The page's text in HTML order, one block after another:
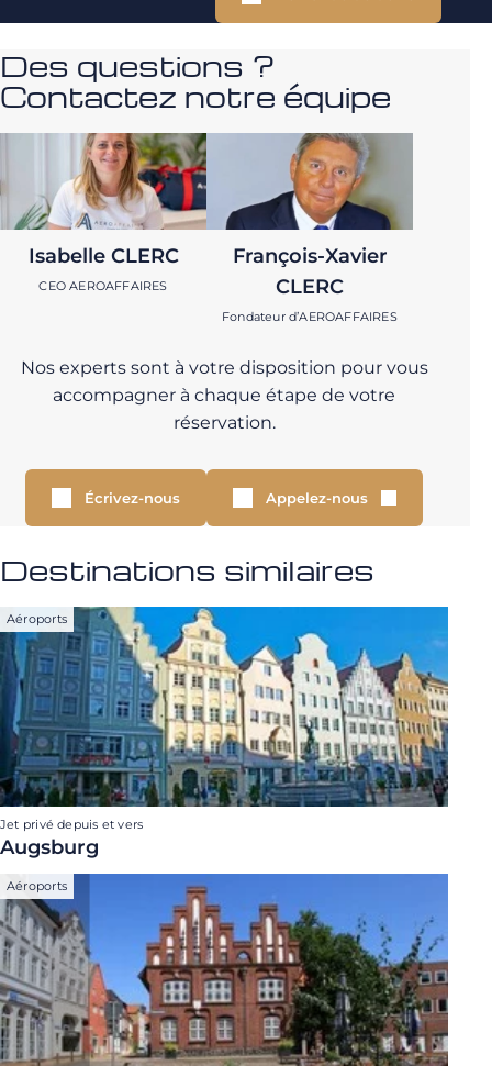
Des questions ?
Contactez notre équipe
Isabelle CLERC
CEO AEROAFFAIRES
François-Xavier
CLERC
Fondateur d’AEROAFFAIRES
Nos experts sont à votre disposition pour vous
accompagner à chaque étape de votre
réservation.
Écrivez-nous Appelez-nous
Destinations similaires
Aéroports
Jet privé depuis et vers
Augsburg
Aéroports